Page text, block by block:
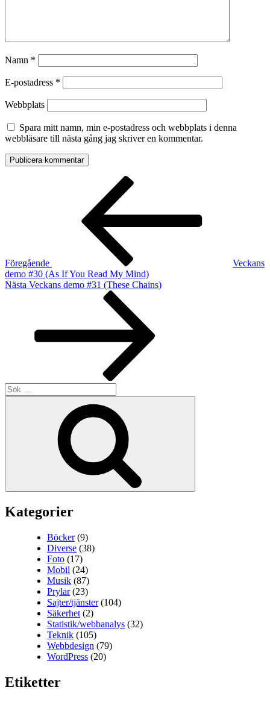
Namn *
E-postadress *
Webbplats
Spara mitt namn, min e-postadress och webbplats i denna
webbläsare till nästa gång jag skriver en kommentar.
Inläggsnavigering
Föregående
Veckans
demo #30 (As If You Read My Mind)
Nästa
Nästa Veckans demo #31 (These Chains)
Sök
efter:
Kategorier
Böcker(9)
Diverse (38)
Foto (17)
Mobil (24)
Musik (87)
Prylar(23)
Sajter/tjänster(104)
Säkerhet (2)
Statistik/webbanalys (32)
Teknik (105)
Webbdesign (79)
WordPress (20)
Etiketter